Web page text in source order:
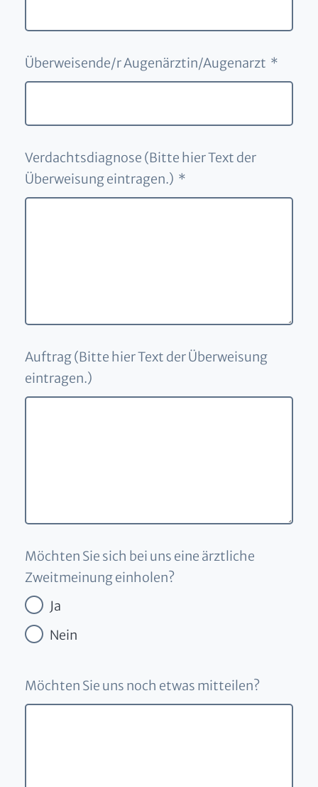
Überweisende/r Augenärztin/Augenarzt *
Verdachtsdiagnose (Bitte hier Text der
Überweisung eintragen.) *
Auftrag (Bitte hier Text der Überweisung
eintragen.)
Möchten Sie sich bei uns eine ärztliche
Zweitmeinung einholen?
Ja
Nein
Möchten Sie uns noch etwas mitteilen?